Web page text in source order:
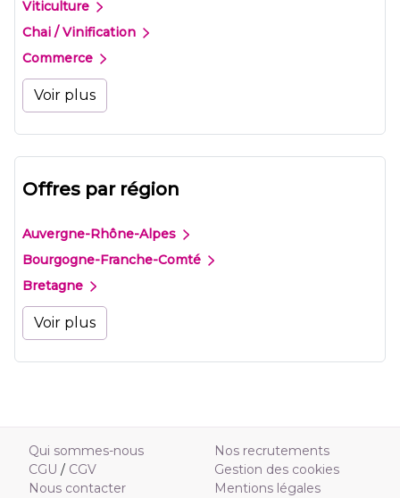
Viticulture
Chai / Vinification
Commerce
Voir plus
Offres par région
Auvergne-Rhône-Alpes
Bourgogne-Franche-Comté
Bretagne
Voir plus
Qui sommes-nous
CGU / CGV
Nous contacter
Nos recrutements
Gestion des cookies
Mentions légales